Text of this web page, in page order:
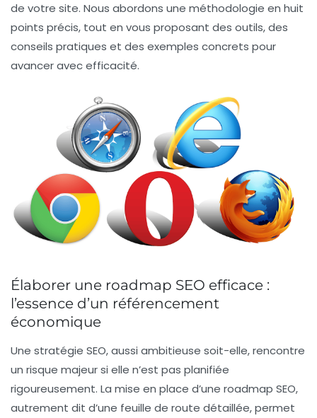
de votre site. Nous abordons une méthodologie en huit
points précis, tout en vous proposant des outils, des
conseils pratiques et des exemples concrets pour
avancer avec efficacité.
Élaborer une roadmap SEO efficace :
l’essence d’un référencement
économique
Une stratégie SEO, aussi ambitieuse soit-elle, rencontre
un risque majeur si elle n’est pas planifiée
rigoureusement. La mise en place d’une roadmap SEO,
autrement dit d’une feuille de route détaillée, permet